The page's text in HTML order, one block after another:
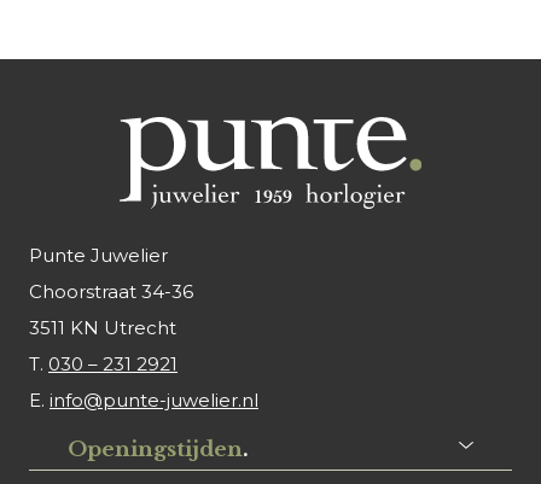
Punte Juwelier
Choorstraat 34-36
3511 KN Utrecht
T. 030 – 231 2921
E. info@punte-juwelier.nl
Openingstijden.